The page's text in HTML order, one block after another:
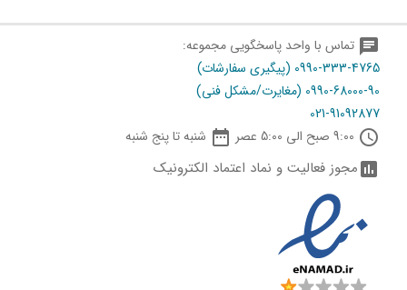
chat تماس با واحد پاسخگویی مجموعه:
0990-333-4765 (پیگیری سفارشات)
0990-68000-90 (مغایرت/مشکل فنی)
021-91092877
schedule
 شنبه تا پنج شنبه
assessmentمجوز فعالیت و نماد اعتماد الکترونیک